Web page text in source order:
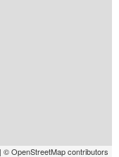
| © OpenStreetMap contributors